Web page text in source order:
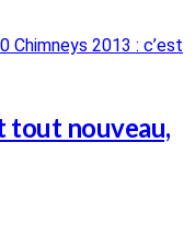
tout nouveau,